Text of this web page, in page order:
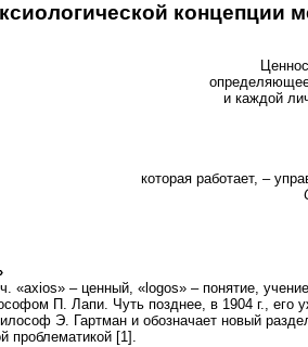
концепции
и каждой
которая работает, –
«axios» – ценный, «logos» – понятие,
П. Лапи. Чуть позднее, в 1904 г., его
Э. Гартман и обозначает новый
проблематикой [1].